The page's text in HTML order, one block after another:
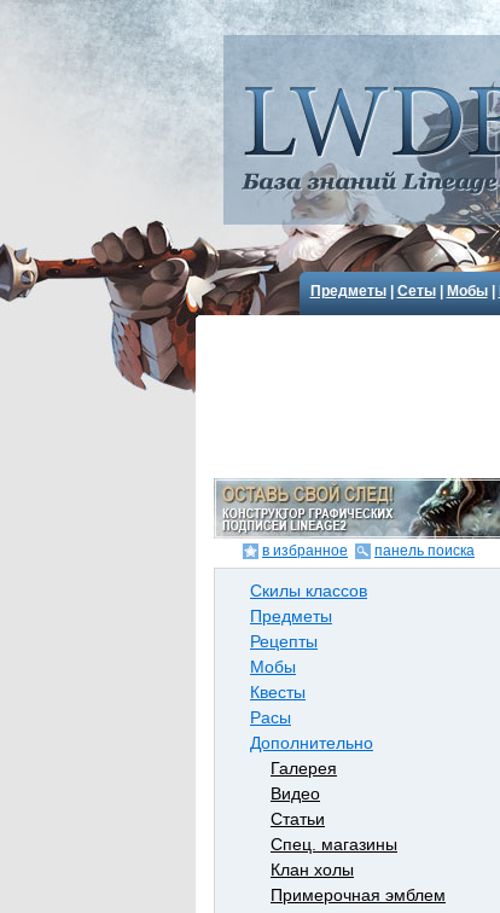
Предметы| Сеты| Мобы|
в избранное панель поиска
Скилы классов
Предметы
Рецепты
Мобы
Квесты
Расы
Дополнительно
Галерея
Видео
Статьи
Спец. магазины
Клан холы
Примерочная эмблем